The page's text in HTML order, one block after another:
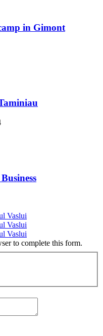
in Gimont
to complete this form.